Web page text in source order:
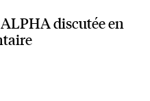
discutée en